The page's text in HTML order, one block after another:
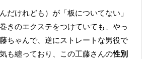
きのエクステをつけていても、やっ
ちゃんで、逆にストレートな男役で
も纏っており、この工藤さんの性別